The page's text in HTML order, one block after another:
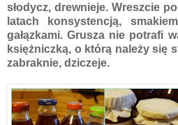
słodycz, drewnieje. Wreszcie
latach konsystencją,
gałązkami. Grusza nie potrafi
księżniczką, o którą należy się
zabraknie, dziczeje.